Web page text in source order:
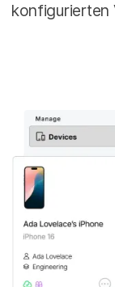
konfigurierten